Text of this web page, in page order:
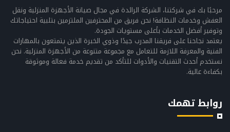
مرحبًا بك في شركتنا، الشركة الرائدة في مجال صيانة الأجهزة المنزلية ونقل
العفش وخدمات النظافة! نحن فريق من المحترفين الملتزمين بتلبية احتياجاتك
وتوفير أفضل الخدمات بأعلى مستويات الجودة.
يعتمد نجاحنا على فريقنا المدرب جيدًا وذوي الخبرة الذين يتمتعون بالمهارات
الفنية والمعرفة اللازمة للتعامل مع مجموعة متنوعة من الأجهزة المنزلية. نحن
نستخدم أحدث التقنيات والأدوات للتأكد من تقديم خدمة فعالة وموثوقة
بكفاءة عالية.
روابط تهمك